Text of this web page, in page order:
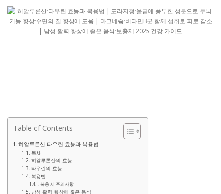
Table of Contents
히알루론산·타우린 효능과 복용법
목차
히알루론산의 효능
타우린의 효능
복용법
복용 시 주의사항
남성 활력 향상에 좋은 음식